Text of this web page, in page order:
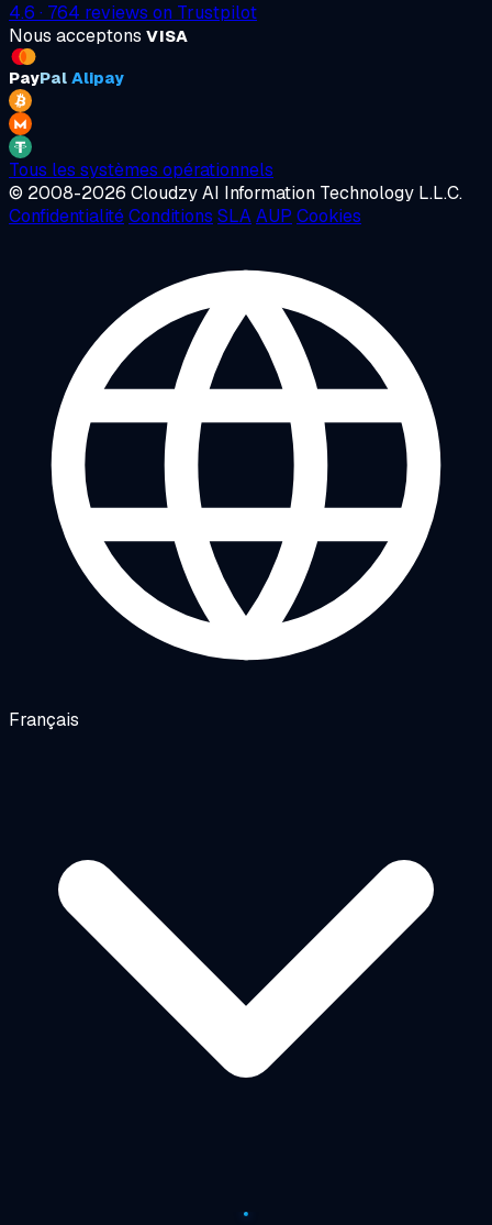
4.6 · 764 reviews on Trustpilot
Nous acceptons VISA
PayPal Alipay
Tous les systèmes opérationnels
© 2008-2026 Cloudzy AI Information Technology L.L.C.
ConfidentialitéConditions SLAAUP Cookies
Français